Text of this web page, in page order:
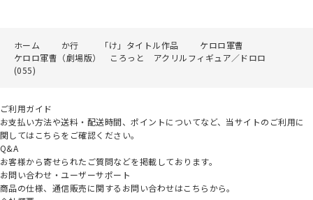
ホーム か行 「け」タイトル作品
ケロロ軍曹
ケロロ軍曹（劇場版） ころっと アクリルフィギュア／ドロロ
(055)
ご利用ガイド
お支払い方法や送料・配送時間、ポイントについてなど、当サイトのご利用に
関してはこちらをご確認ください。
Q&A
お客様から寄せられたご質問などを掲載しております。
お問い合わせ・ユーザーサポート
商品の仕様、通信販売に関するお問い合わせはこちらから。